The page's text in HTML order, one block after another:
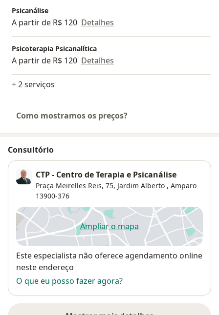
Psicanálise
A partir de R$ 120 Detalhes
Psicoterapia Psicanalítica
A partir de R$ 120 Detalhes
+ 2 serviços
Como mostramos os preços?
Consultório
CTP - Centro de Terapia e Psicanálise
Praça Meirelles Reis, 75, Jardim Alberto , Amparo
13900-376
Ampliar o mapaabre num novo separador
Disponibilidade
Este especialista não oferece agendamento online
neste endereço
O que eu posso fazer agora?